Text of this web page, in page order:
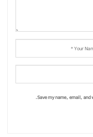
Save my name, email,